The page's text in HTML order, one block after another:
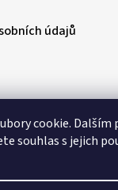
cookie. Dalším
souhlas s jejich
údajů